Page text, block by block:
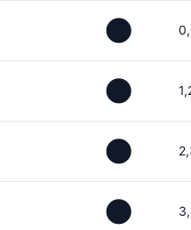
🌑
🌑
🌑
🌑